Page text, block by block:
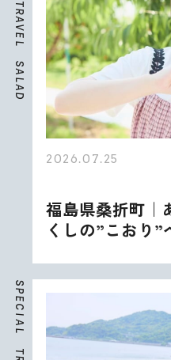
T
R
A
V
E
L
S
A
L
A
D
2026.07.25
福島県桑折町｜
くしの”こおり”
S
P
E
C
I
A
L
T